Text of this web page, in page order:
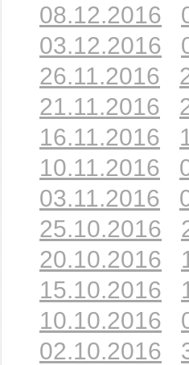
08.12.2016
03.12.2016
26.11.2016
21.11.2016
16.11.2016
10.11.2016
03.11.2016
25.10.2016
20.10.2016
15.10.2016
10.10.2016
02.10.2016